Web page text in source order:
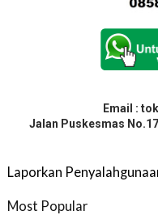
Email :
Jalan Puskesmas
Laporkan
Most Popular